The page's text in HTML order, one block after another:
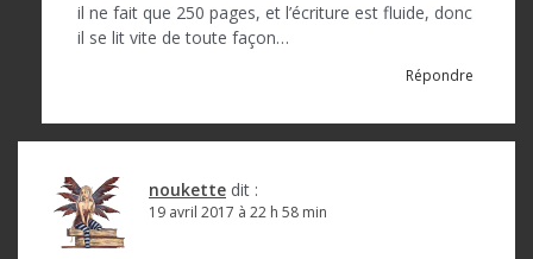
il ne fait que 250 pages, et l’écriture est fluide, donc
il se lit vite de toute façon…
Répondre
noukette dit :
19 avril 2017 à 22 h 58 min